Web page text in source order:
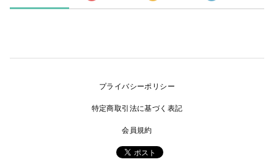
プライバシーポリシー
特定商取引法に基づく表記
会員規約